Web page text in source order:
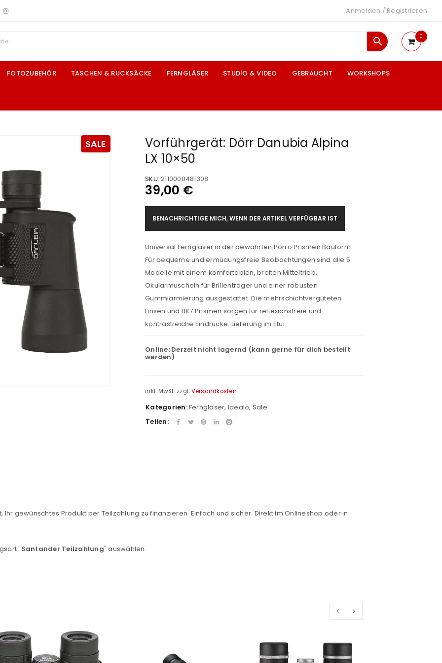
REGISTRIEREN
NEWSLETTER ABONNIEREN
Anmelden / Registrieren
0
FOTOZUBEHÖR TASCHEN & RUCKSÄCKE FERNGLÄSER STUDIO & VIDEO GEBRAUCHT WORKSHOPS
SALE
Vorführgerät: Dörr Danubia Alpina
LX 10×50
SKU: 2110000481308
39,00 €
BENACHRICHTIGE MICH, WENN DER ARTIKEL VERFÜGBAR IST
Universal Ferngläser in der bewährten Porro Prismen Bauform.
Für bequeme und ermüdungsfreie Beobachtungen sind alle 5
Modelle mit einem komfortablen, breiten Mitteltrieb,
Okularmuscheln für Brillenträger und einer robusten
Gummiarmierung ausgestattet. Die mehrschichtvergüteten
Linsen und BK7 Prismen sorgen für reflexionsfreie und
kontrastreiche Eindrücke. Lieferung im Etui.
Online: Derzeit nicht lagernd (kann gerne für dich bestellt
werden)
inkl. MwSt. zzgl. Versandkosten
Kategorien:Ferngläser, Idealo, Sale
Teilen:
gewünschtes Produkt per Teilzahlung zu finanzieren. Einfach und sicher. Direkt im Onlineshop oder in
"Santander Teilzahlung" auswählen.